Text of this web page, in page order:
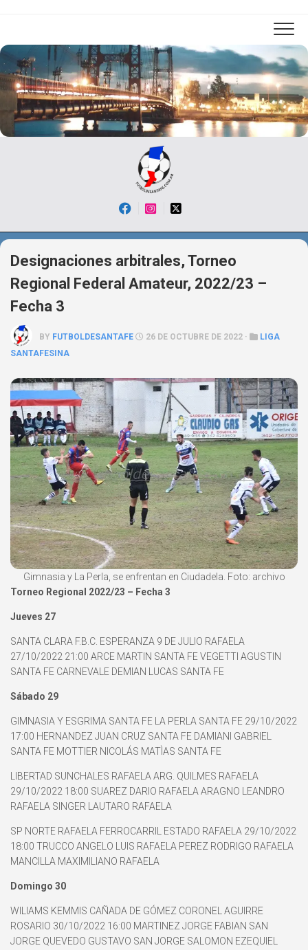
Designaciones arbitrales, Torneo
Regional Federal Amateur, 2022/23 –
Fecha 3
BY FUTBOLDESANTAFE 26 DE OCTUBRE DE 2022 ·
LIGA
SANTAFESINA
Gimnasia y La Perla, se enfrentan en Ciudadela. Foto: archivo
Torneo Regional 2022/23 – Fecha 3
Jueves 27
SANTA CLARA F.B.C. ESPERANZA 9 DE JULIO RAFAELA
27/10/2022 21:00 ARCE MARTIN SANTA FE VEGETTI AGUSTIN
SANTA FE CARNEVALE DEMIAN LUCAS SANTA FE
Sábado 29
GIMNASIA Y ESGRIMA SANTA FE LA PERLA SANTA FE 29/10/2022
17:00 HERNANDEZ JUAN CRUZ SANTA FE DAMIANI GABRIEL
SANTA FE MOTTIER NICOLÁS MATÌAS SANTA FE
LIBERTAD SUNCHALES RAFAELA ARG. QUILMES RAFAELA
29/10/2022 18:00 SUAREZ DARIO RAFAELA ARAGNO LEANDRO
RAFAELA SINGER LAUTARO RAFAELA
SP NORTE RAFAELA FERROCARRIL ESTADO RAFAELA 29/10/2022
18:00 TRUCCO ANGELO LUIS RAFAELA PEREZ RODRIGO RAFAELA
MANCILLA MAXIMILIANO RAFAELA
Domingo 30
WILIAMS KEMMIS CAÑADA DE GÓMEZ CORONEL AGUIRRE
ROSARIO 30/10/2022 16:00 MARTINEZ JORGE FABIAN SAN
JORGE QUEVEDO GUSTAVO SAN JORGE SALOMON EZEQUIEL